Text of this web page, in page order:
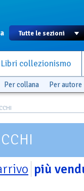
Libri collezionismo
Per collana Per autore
più